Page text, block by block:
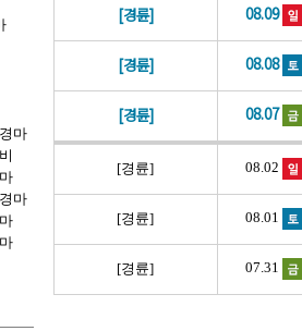
마
마
[경륜] 08.09
[경륜] 08.08
[경륜] 08.07
[경륜] 08.02
[경륜] 08.01
[경륜] 07.31